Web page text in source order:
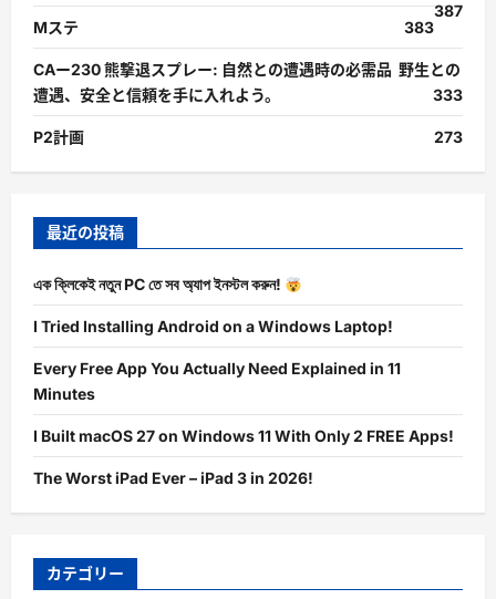
387
Mステ
383
CAー230 熊撃退スプレー: 自然との遭遇時の必需品 野生との
遭遇、安全と信頼を手に入れよう。
333
P2計画 273
最近の投稿
এক ক্লিকেই নতুন PC তে সব অ্যাপ ইনস্টল করুন!
I Tried Installing Android on a Windows Laptop!
Every Free App You Actually Need Explained in 11
Minutes
I Built macOS 27 on Windows 11 With Only 2 FREE Apps!
The Worst iPad Ever – iPad 3 in 2026!
カテゴリー